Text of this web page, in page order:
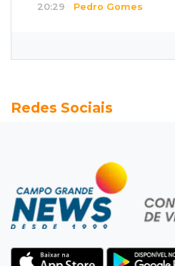
20:29 Pedro Gomes
Pantanal treina em
Campeonato
Remo busca empate com
na zona de rebaixamento
Defesa diz que preso
Redes Sociais